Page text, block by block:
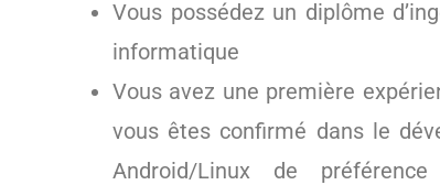
Vous possédez un diplôme
informatique
Vous avez une première
vous êtes confirmé dans le
Android/Linux de